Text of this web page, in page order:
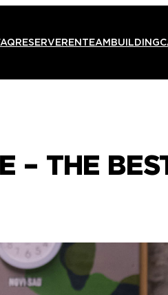
RESERVERENTEAMBUILDING
– THE